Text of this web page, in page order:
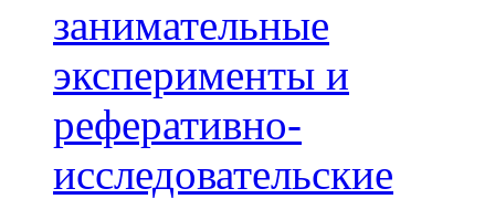
занимательные
эксперименты и
реферативно-
исследовательские